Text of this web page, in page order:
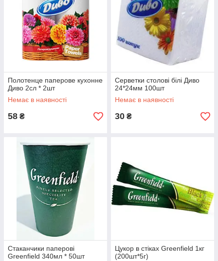
Полотенце паперове кухонне
Диво 2сл * 2шт
Немає в наявності
58 ₴
Серветки столові білі Диво
24*24мм 100шт
Немає в наявності
30 ₴
Стаканчики паперові
Greenfield 340мл * 50шт
Цукор в стіках Greenfield 1кг
(200шт*5г)